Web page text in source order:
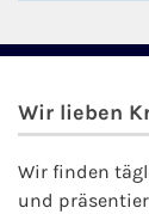
Wir lieben
Wir finden
und